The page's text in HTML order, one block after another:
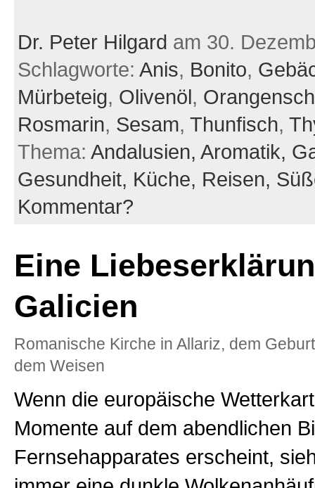
Dr. Peter Hilgard am 30.
Schlagworte: Anis, Bonito,
Mürbeteig, Olivenöl,
Rosmarin, Sesam, Thunfisch,
Thema: Andalusien, Aromatik,
Gesundheit, Küche, Reisen,
Kommentar?
Eine
Galicien
Romanische Kirche in Allariz, dem
dem Weisen
Wenn die europäische
Momente auf dem abendlichen
Fernsehapparates erscheint,